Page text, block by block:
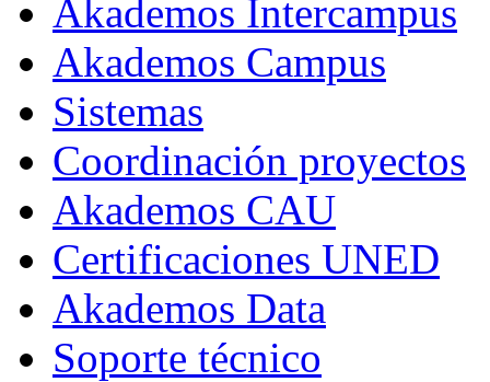
Akademos Intercampus
Akademos Campus
Sistemas
Coordinación proyectos
Akademos CAU
Certificaciones UNED
Akademos Data
Soporte técnico